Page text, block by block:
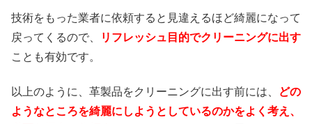
技術をもった業者に依頼すると見違えるほど綺麗になって
戻ってくるので、
リフレッシュ目的でクリーニングに出す
ことも有効です。
以上のように、革製品をクリーニングに出す前には、
どの
ようなところを綺麗にしようとしているのかをよく考え、